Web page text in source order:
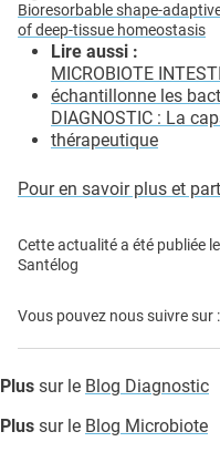
Bioresorbable shape-
of deep-tissue homeostasis
Lire aussi :
MICROBIOTE
échantillonne les
DIAGNOSTIC : La
thérapeutique
Pour en savoir plus et
Cette actualité a été publiée le
Santélog
Vous pouvez nous suivre sur :
Plus sur le Blog Diagnostic
Plus sur le Blog Microbiote